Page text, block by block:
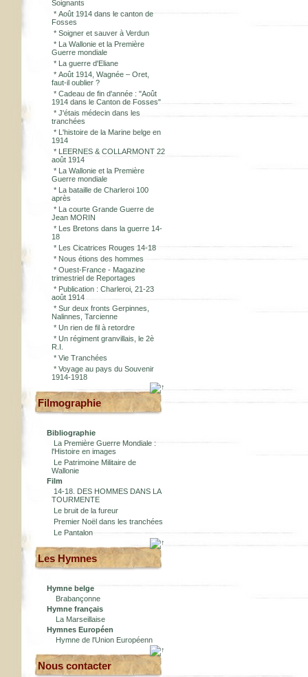
Soignants
* Août 1914 dans le canton de
Fosses
* Soigner et sauver à Verdun
* La Wallonie et la Première
Guerre mondiale
* La guerre d'Eliane
* Août 1914, Wagnée – Oret,
faut-il oublier ?
* Cadeau de fin d'année : "Août
1914 dans le Canton de Fosses"
* J'étais médecin dans les
tranchées
* L'histoire de la Marine belge en
1914
* LEERNES & COLLARMONT 22
août 1914
* La Wallonie et la Première
Guerre mondiale
* La bataille de Charleroi 100
après
* La courte Grande Guerre de
Jean MORIN
* Les Bretons dans la guerre 14-
18
* Les Cicatrices Rouges 14-18
* Nous étions des hommes
* Ouest-France - Magazine
trimestriel de Reportages
* Publication : Charleroi, 21-23
août 1914
* Sur deux fronts Gerpinnes,
Nalinnes, Tarcienne
* Un rien de fil à retordre
* Un régiment granvillais, le 2è
R.I.
* Vie Tranchées
* Voyage au pays du Souvenir
1914-1918
Filmographie
Bibliographie
La Première Guerre Mondiale :
l'Histoire en images
Le Patrimoine Militaire de
Wallonie
Film
14-18. DES HOMMES DANS LA
TOURMENTE
Le bruit de la fureur
Premier Noël dans les tranchées
Le Pantalon
Les Hymnes
Hymne belge
Brabançonne
Hymne français
La Marseillaise
Hymnes Européen
Hymne de l'Union Européenn
Nous contacter